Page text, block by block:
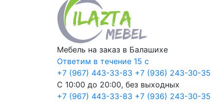
Мебель на заказ в Балашихе
Ответим в течение 15 с
+7 (967) 443-33-83 +7 (936) 243-30-35
С 10:00 до 20:00, без выходных
+7 (967) 443-33-83 +7 (936) 243-30-35